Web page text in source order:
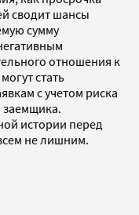
сводит шансы
сумму
отношения к
стать
с учетом риска
заемщика.
истории перед
не лишним.